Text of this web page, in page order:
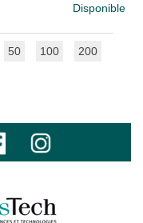
Disponible
50 100 200